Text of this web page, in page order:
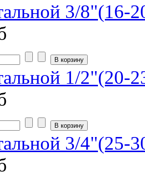
3/8"(16-
1/2"(20-
3/4"(25-